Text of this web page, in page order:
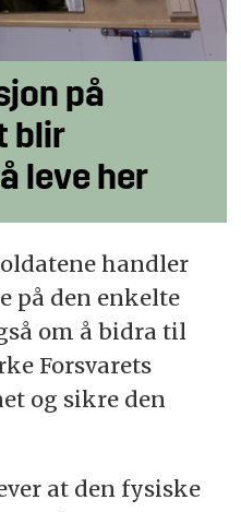
på
blir
leve her
handler
på den enkelte
om å bidra til
Forsvarets
og sikre den
at den fysiske